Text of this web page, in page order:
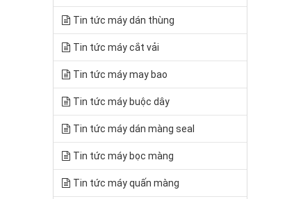
Tin tức máy dán thùng
Tin tức máy cắt vải
Tin tức máy may bao
Tin tức máy buộc dây
Tin tức máy dán màng seal
Tin tức máy bọc màng
Tin tức máy quấn màng